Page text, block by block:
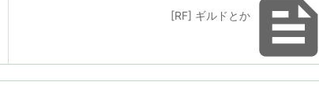

[RF] ギルドとか